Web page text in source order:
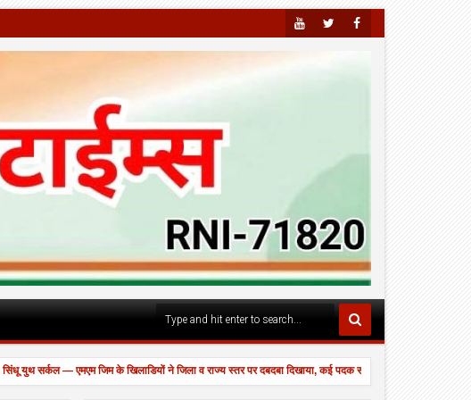
Youtu
— एमएम जिम के खिलाडियों ने जिला व राज्य स्तर पर दबदबा दिखाया, कई पदक साथ लेकर लौटे।